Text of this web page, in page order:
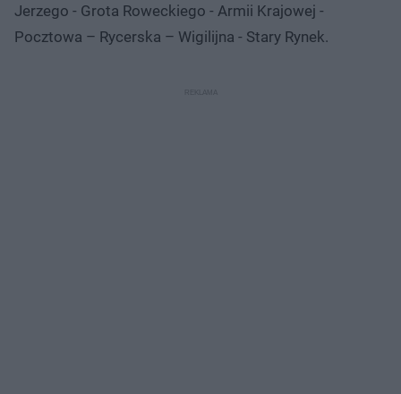
Jerzego - Grota Roweckiego - Armii Krajowej -
Pocztowa – Rycerska – Wigilijna - Stary Rynek.